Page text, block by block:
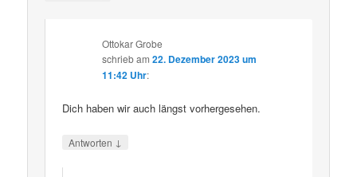
Ottokar Grobe
schriebam22. Dezember 2023 um
11:42 Uhr:
Dich haben wir auch längst vorhergesehen.
Antworten ↓